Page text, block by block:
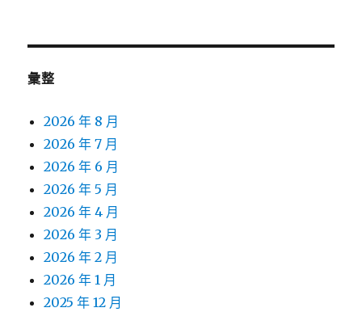
彙整
2026 年 8 月
2026 年 7 月
2026 年 6 月
2026 年 5 月
2026 年 4 月
2026 年 3 月
2026 年 2 月
2026 年 1 月
2025 年 12 月